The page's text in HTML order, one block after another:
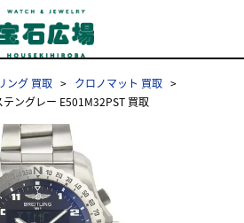
ング 買取
クロノマット 買取
ングレー E501M32PST 買取